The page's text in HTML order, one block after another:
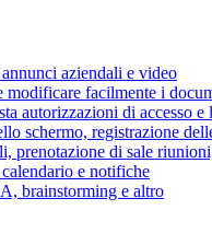
aziendali e video
facilmente i
autorizzazioni di accesso e
schermo, registrazione
prenotazione di sale
e notifiche
brainstorming e altro